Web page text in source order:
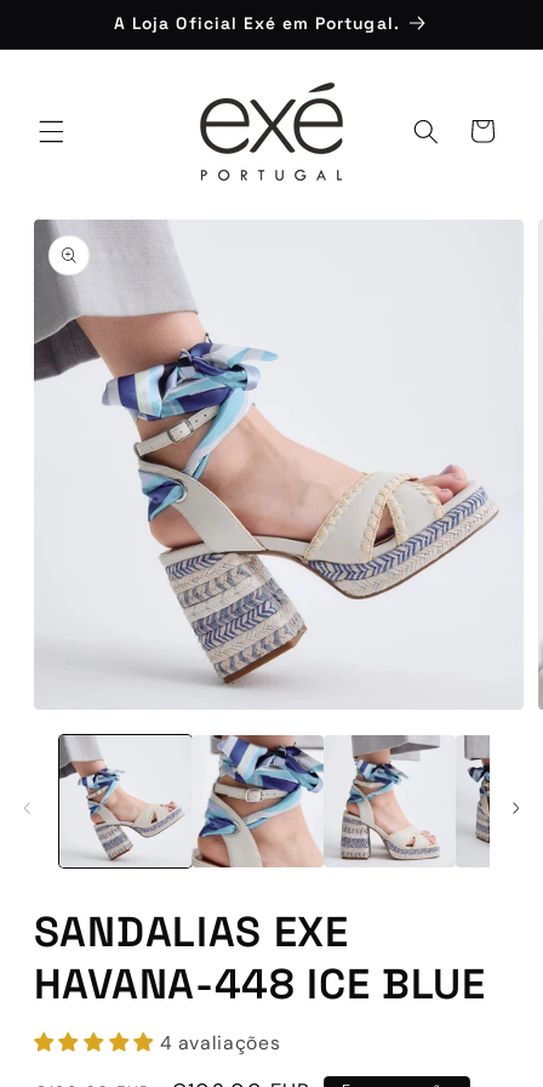
conteúdo
A Loja Oficial Exé em Portugal.
Carrinho
informação
do produto
conteúdo
multimédia
SANDALIAS EXE
HAVANA-448 ICE BLUE
4 avaliações